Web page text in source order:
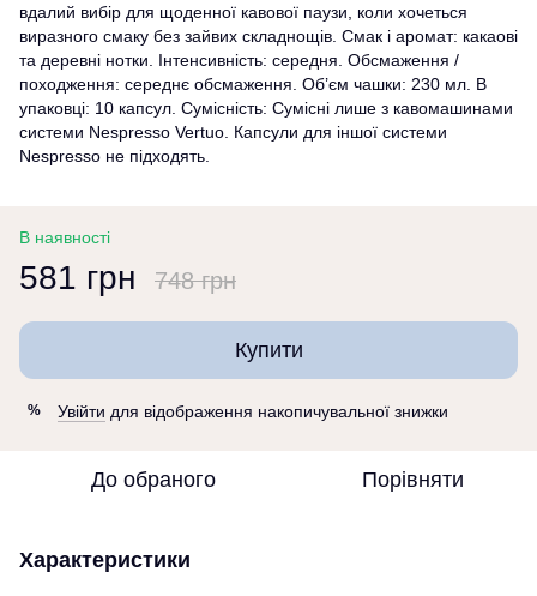
вдалий вибір для щоденної кавової паузи, коли хочеться
виразного смаку без зайвих складнощів. Смак і аромат: какаові
та деревні нотки. Інтенсивність: середня. Обсмаження /
походження: середнє обсмаження. Об’єм чашки: 230 мл. В
упаковці: 10 капсул. Сумісність: Сумісні лише з кавомашинами
системи Nespresso Vertuo. Капсули для іншої системи
Nespresso не підходять.
В наявності
581 грн 748 грн
Купити
% Увійти для відображення накопичувальної знижки
До обраного Порівняти
Характеристики